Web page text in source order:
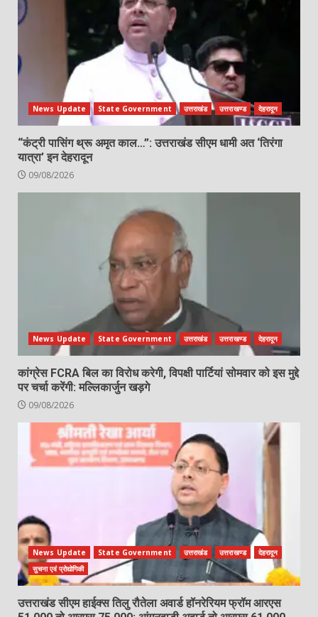
News Update State Government उत्तराखंड उत्तराखण्ड देहरादून
“कंट्री पासिंग थ्रू अमृत काल…”: उत्तराखंड सीएम धामी अत ‘तिरंगा
यात्रा’ इन देहरादून
09/08/2026
News Update State Government उत्तराखंड उत्तराखण्ड देहरादून
कांग्रेस FCRA बिल का विरोध करेगी, विपक्षी पार्टियां सोमवार को इस मुद्दे
पर चर्चा करेंगी: मल्लिकार्जुन खड़गे
09/08/2026
News Update State Government उत्तराखंड उत्तराखण्ड
देहरादून
सुचना एवं प्रोद्योगिकी
उत्तराखंड सीएम हाईक्स तिलु रौतेला अवार्ड हॉनरेरियम फ्रॉम आरएस